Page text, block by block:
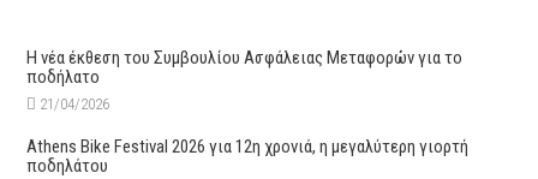
Η νέα έκθεση του Συμβουλίου Ασφάλειας Μεταφορών για το
ποδήλατο
21/04/2026
Athens Bike Festival 2026 για 12η χρονιά, η μεγαλύτερη γιορτή
ποδηλάτου